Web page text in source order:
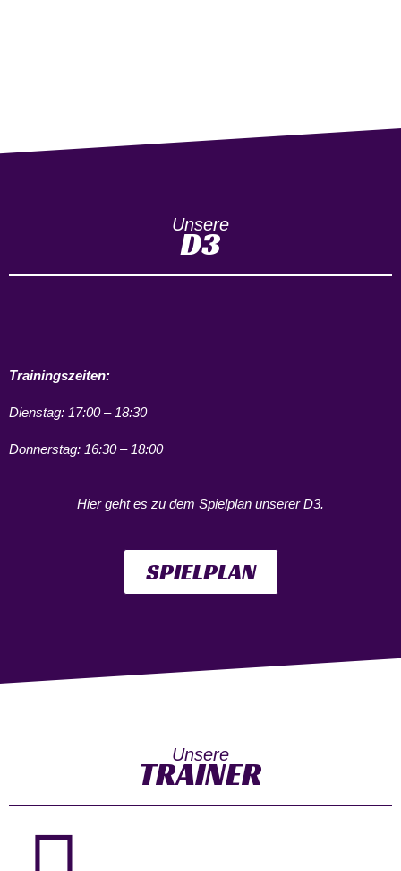
Unsere
D3
Trainingszeiten:
Dienstag: 17:00 – 18:30
Donnerstag: 16:30 – 18:00
Hier geht es zu dem Spielplan unserer D3.
SPIELPLAN
Unsere
TRAINER